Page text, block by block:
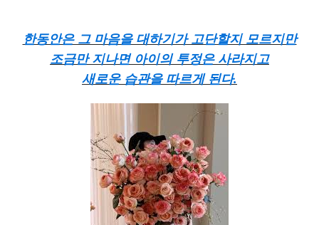
한동안은 그 마음을 대하기가 고단할지 모르지만
조금만 지나면 아이의 투정은 사라지고
새로운 습관을 따르게 된다.